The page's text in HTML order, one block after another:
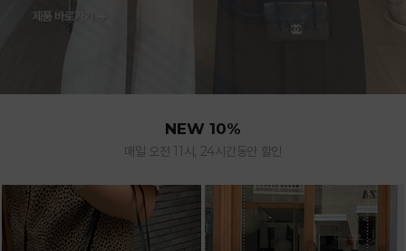
NEW 10%
매일 오전 11시, 24시간동안 할인